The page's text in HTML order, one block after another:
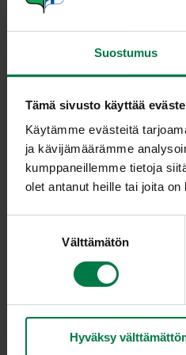
Suostumus
Tämä sivusto käyttää
Käytämme evästeitä
ja kävijämäärämme
kumppaneillemme tietoja
olet antanut heille tai joita
Välttämätön
Hyväksy